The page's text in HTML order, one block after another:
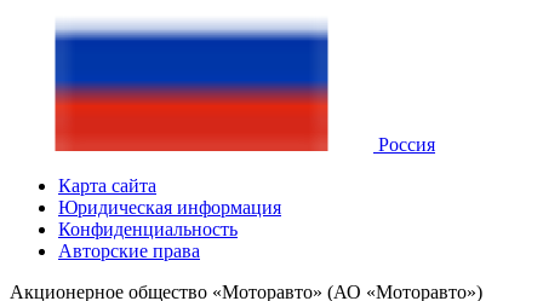
Россия
Карта сайта
Юридическая информация
Конфиденциальность
Авторские права
Акционерное общество «Моторавто» (АО «Моторавто»)